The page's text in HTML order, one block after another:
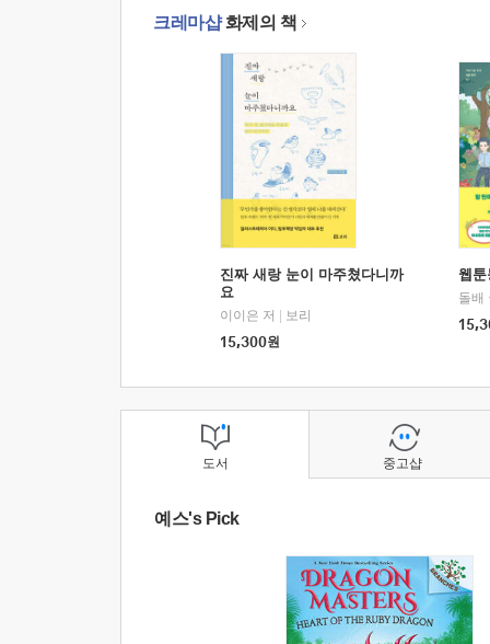
크레마샵화제의 책
진짜 새랑 눈이 마주쳤다니까
요
이이은 저
보리
15,300원
웹
돌배
도서
예스's Pick
중고샵